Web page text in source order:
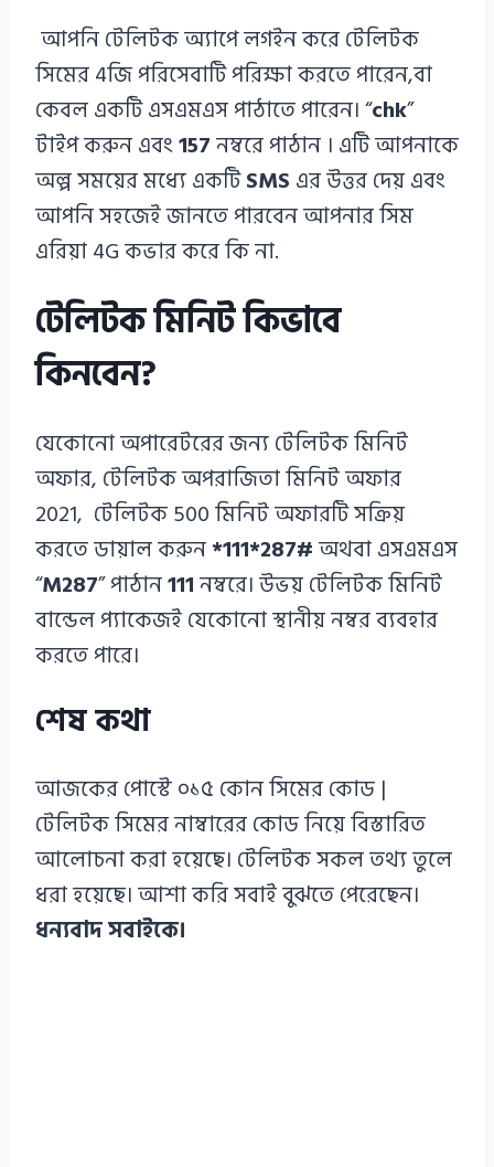
আপনি টেলিটক অ্যাপে লগইন করে টেলিটক
সিমের 4জি পরিসেবাটি পরিক্ষা করতে পারেন,বা
কেবল একটি এসএমএস পাঠাতে পারেন। “chk”
টাইপ করুন এবং157নম্বরে পাঠান । এটি আপনাকে
অল্প সময়ের মধ্যে একটিSMS এর উত্তর দেয় এবং
আপনি সহজেই জানতে পারবেন আপনার সিম
এরিয়া 4G কভার করে কি না.
টেলিটক মিনিট কিভাবে
কিনবেন?
যেকোনো অপারেটরের জন্য টেলিটক মিনিট
অফার, টেলিটক অপরাজিতা মিনিট অফার
2021, টেলিটক 500 মিনিট অফারটি সক্রিয়
করতে ডায়াল করুন*111*287#অথবা এসএমএস
“M287” পাঠান111নম্বরে। উভয় টেলিটক মিনিট
বান্ডেল প্যাকেজই যেকোনো স্থানীয় নম্বর ব্যবহার
করতে পারে।
শেষ কথা
আজকের পোস্টে ০১৫ কোন সিমের কোড |
টেলিটক সিমের নাম্বারের কোড নিয়ে বিস্তারিত
আলোচনা করা হয়েছে। টেলিটক সকল তথ্য তুলে
ধরা হয়েছে। আশা করি সবাই বুঝতে পেরেছেন।
ধন্যবাদ সবাইকে।